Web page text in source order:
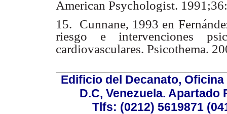
American Psychologist.
15. Cunnane, 1993 en
riesgo e intervenciones
cardiovasculares. Psicothema.
Edificio del Decanato,
D.C, Venezuela. Apartado
Tlfs: (0212) 5619871